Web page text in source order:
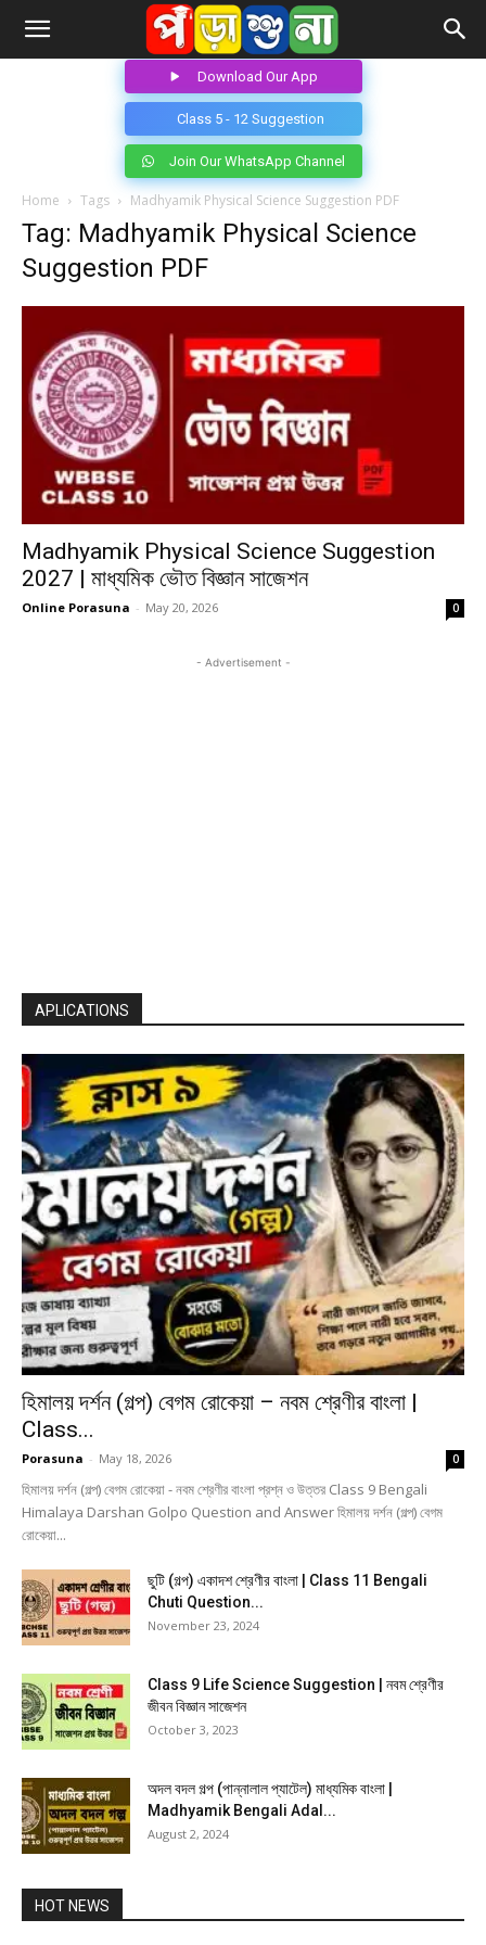
Download Our App
Class 5 - 12 Suggestion
Join Our WhatsApp Channel
Home Tags Madhyamik Physical Science Suggestion PDF
Tag: Madhyamik Physical Science
Suggestion PDF
Madhyamik Physical Science Suggestion
2027 | মাধ্যমিক ভৌত বিজ্ঞান সাজেশন
Online Porasuna - May 20, 2026 0
- Advertisement -
APLICATIONS
হিমালয় দর্শন (গল্প) বেগম রােকেয়া – নবম শ্রেণীর বাংলা |
Class...
Porasuna - May 18, 2026 0
হিমালয় দর্শন (গল্প) বেগম রােকেয়া - নবম শ্রেণীর বাংলা প্রশ্ন ও উত্তর Class 9 Bengali
Himalaya Darshan Golpo Question and Answer হিমালয় দর্শন (গল্প) বেগম
রােকেয়া...
ছুটি (গল্প) একাদশ শ্রেণীর বাংলা | Class 11 Bengali
Chuti Question...
November 23, 2024
Class 9 Life Science Suggestion | নবম শ্রেণীর
জীবন বিজ্ঞান সাজেশন
October 3, 2023
অদল বদল গল্প (পান্নালাল প্যাটেল) মাধ্যমিক বাংলা |
Madhyamik Bengali Adal...
August 2, 2024
HOT NEWS